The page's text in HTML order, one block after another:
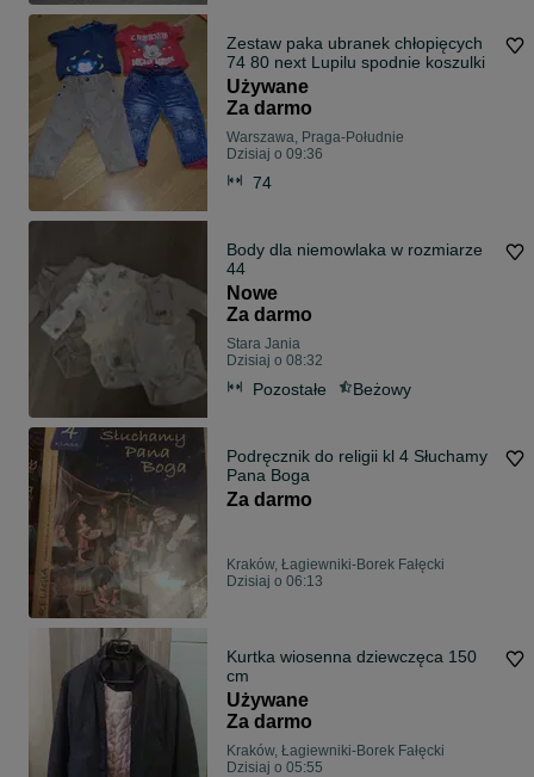
Zestaw paka ubranek chłopięcych
74 80 next Lupilu spodnie koszulki
Używane
Za darmo
Warszawa, Praga-Południe
Dzisiaj o 09:36
74
Body dla niemowlaka w rozmiarze
44
Nowe
Za darmo
Stara Jania
Dzisiaj o 08:32
Pozostałe Beżowy
Podręcznik do religii kl 4 Słuchamy
Pana Boga
Za darmo
Kraków, Łagiewniki-Borek Fałęcki
Dzisiaj o 06:13
Kurtka wiosenna dziewczęca 150
cm
Używane
Za darmo
Kraków, Łagiewniki-Borek Fałęcki
Dzisiaj o 05:55